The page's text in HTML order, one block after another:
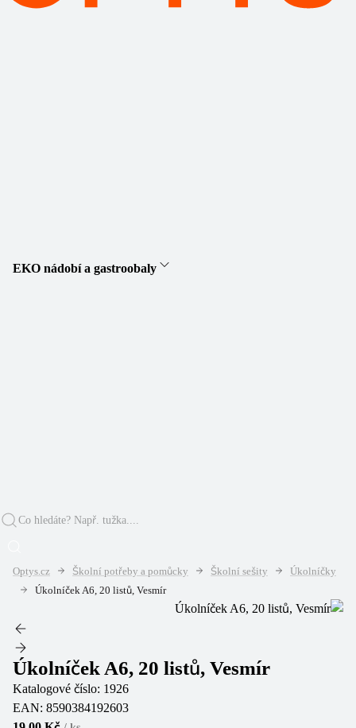
EKO nádobí a gastroobaly
Optys.cz Školní potřeby a pomůcky Školní sešity
Úkolníčky
Úkolníček A6, 20 listů, Vesmír
Úkolníček A6, 20 listů, Vesmír
Katalogové číslo: 1926
EAN: 8590384192603